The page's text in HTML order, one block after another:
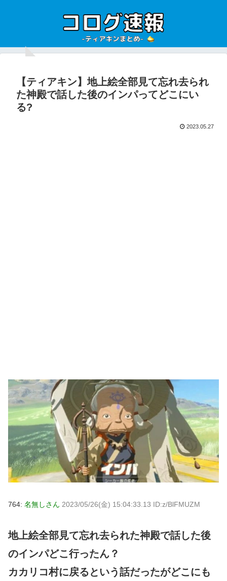
【ティアキン】地上絵全部見て忘れ去られ
た神殿で話した後のインパってどこにい
る?
2023.05.27
764: 名無しさん 2023/05/26(金) 15:04:33.13 ID:z/BlFMUZM
地上絵全部見て忘れ去られた神殿で話した後
のインパどこ行ったん？
カカリコ村に戻るという話だったがどこにも